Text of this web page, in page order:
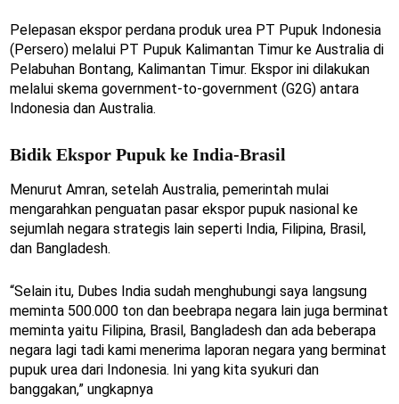
Pelepasan ekspor perdana produk urea PT Pupuk Indonesia
(Persero) melalui PT Pupuk Kalimantan Timur ke Australia di
Pelabuhan Bontang, Kalimantan Timur. Ekspor ini dilakukan
melalui skema government-to-government (G2G) antara
Indonesia dan Australia.
Bidik Ekspor Pupuk ke India-Brasil
Menurut Amran, setelah Australia, pemerintah mulai
mengarahkan penguatan pasar ekspor pupuk nasional ke
sejumlah negara strategis lain seperti India, Filipina, Brasil,
dan Bangladesh.
“Selain itu, Dubes India sudah menghubungi saya langsung
meminta 500.000 ton dan beebrapa negara lain juga berminat
meminta yaitu Filipina, Brasil, Bangladesh dan ada beberapa
negara lagi tadi kami menerima laporan negara yang berminat
pupuk urea dari Indonesia. Ini yang kita syukuri dan
banggakan,” ungkapnya